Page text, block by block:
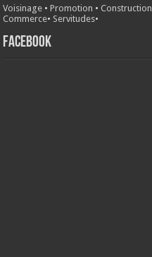
Voisinage •Promotion •Construction
Commerce• Servitudes•
FACEBOOK